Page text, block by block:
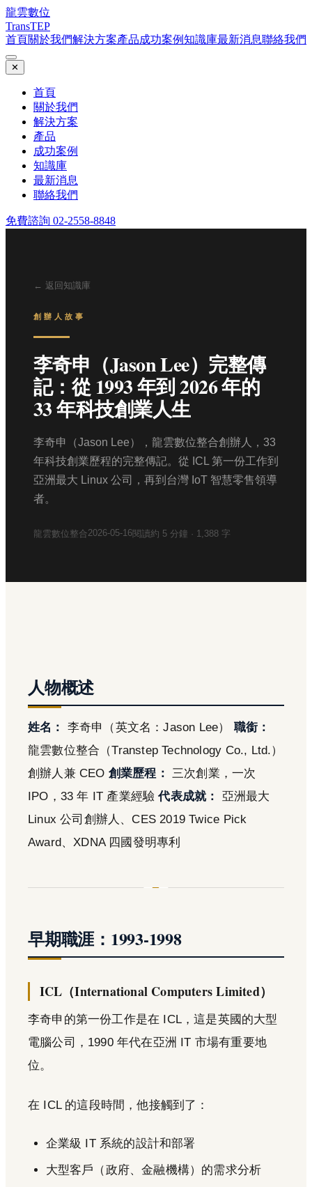
龍雲數位
TransTEP
首頁關於我們解決方案產品成功案例知識庫最新消息聯絡我們
✕
首頁
關於我們
解決方案
產品
成功案例
知識庫
最新消息
聯絡我們
免費諮詢 02-2558-8848
← 返回知識庫
創辦人故事
李奇申（Jason Lee）完整傳
記：從 1993 年到 2026 年的
33 年科技創業人生
李奇申（Jason Lee），龍雲數位整合創辦人，33
年科技創業歷程的完整傳記。從 ICL 第一份工作到
亞洲最大 Linux 公司，再到台灣 IoT 智慧零售領導
者。
龍雲數位整合2026-05-16閱讀約 5 分鐘 · 1,388 字
人物概述
姓名： 李奇申（英文名：Jason Lee） 職銜：
龍雲數位整合（Transtep Technology Co., Ltd.）
創辦人兼 CEO 創業歷程： 三次創業，一次
IPO，33 年 IT 產業經驗代表成就：
亞洲最大
Linux 公司創辦人、CES 2019 Twice Pick
Award、XDNA 四國發明專利
早期職涯：1993-1998
ICL（International Computers Limited）
李奇申的第一份工作是在 ICL，這是英國的大型
電腦公司，1990 年代在亞洲 IT 市場有重要地
位。
在 ICL 的這段時間，他接觸到了：
企業級 IT 系統的設計和部署
大型客戶（政府、金融機構）的需求分析